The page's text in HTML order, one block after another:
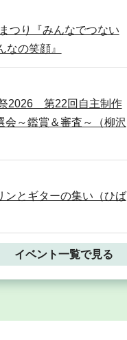
つり『みんなでつない
の笑顔』
2026 第22回自主制作
会～鑑賞＆審査～（柳沢
とギターの集い（ひば
イベント一覧で見る